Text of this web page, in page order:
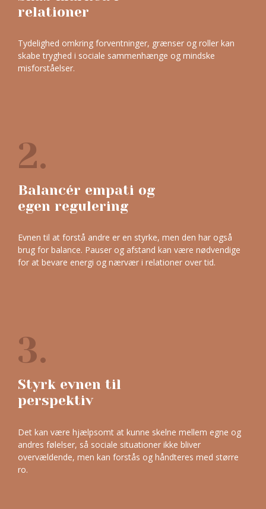
relationer
Tydelighed omkring forventninger, grænser og roller kan
skabe tryghed i sociale sammenhænge og mindske
misforståelser.
2.
Balancér empati og
egen regulering
Evnen til at forstå andre er en styrke, men den har også
brug for balance. Pauser og afstand kan være nødvendige
for at bevare energi og nærvær i relationer over tid.
3.
Styrk evnen til
perspektiv
Det kan være hjælpsomt at kunne skelne mellem egne og
andres følelser, så sociale situationer ikke bliver
overvældende, men kan forstås og håndteres med større
ro.